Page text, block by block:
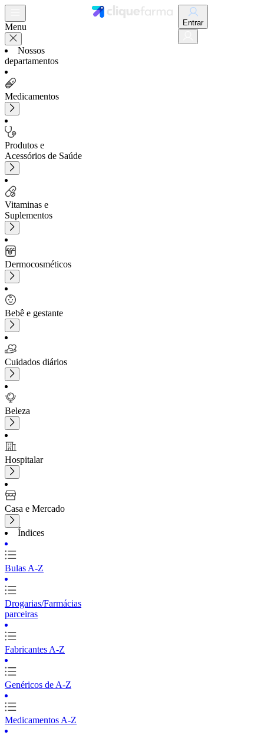
Menu
Nossos
departamentos
Medicamentos
Produtos e
Acessórios de Saúde
Vitaminas e
Suplementos
Dermocosméticos
Bebê e gestante
Cuidados diários
Beleza
Hospitalar
Casa e Mercado
Índices
Bulas A-Z
Drogarias/Farmácias
parceiras
Fabricantes A-Z
Genéricos de A-Z
Medicamentos A-Z
Entrar